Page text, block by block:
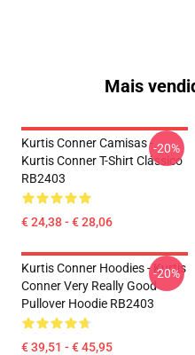
Mais
Kurtis Conner Camisas -
Kurtis Conner T-Shirt Clássico
RB2403
€ 24,38 - € 28,06
-20%
Kurtis Conner Hoodies - Kurtis
Conner Very Really Good
Pullover Hoodie RB2403
€ 39,51 - € 45,95
-20%